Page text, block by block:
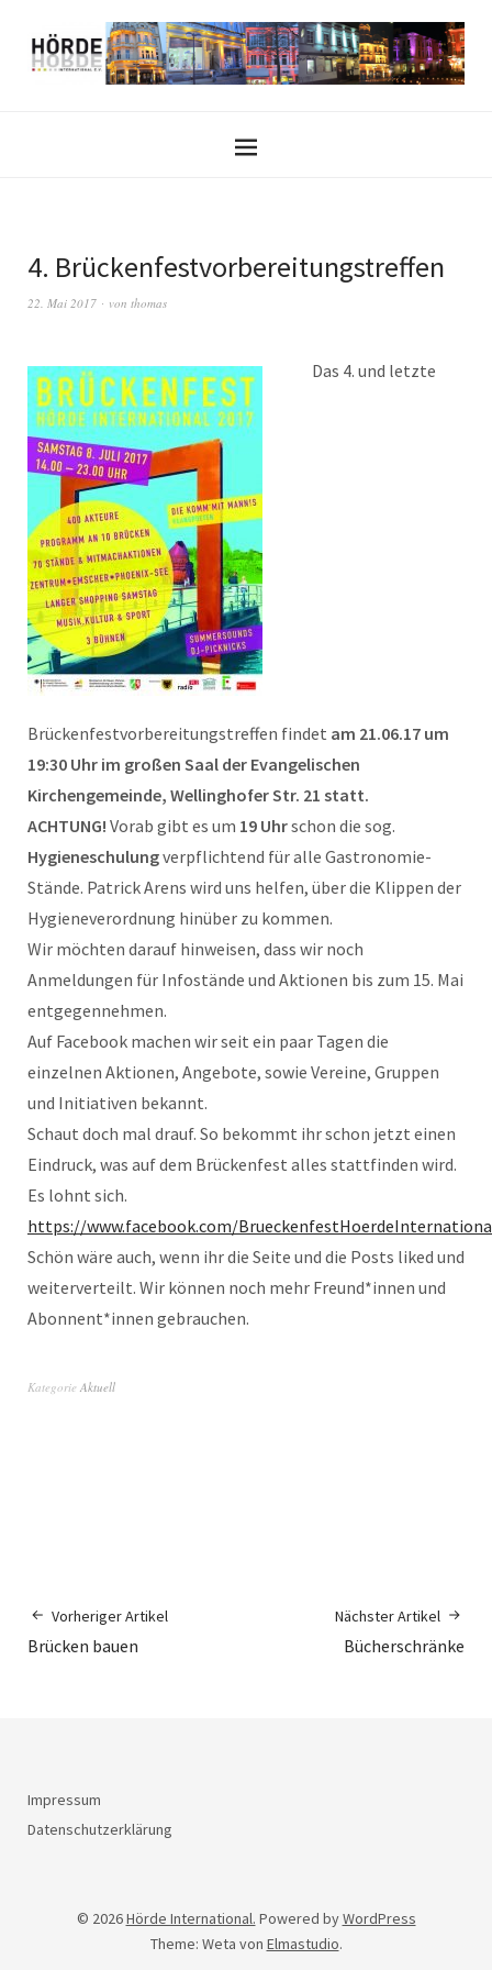
4. Brückenfestvorbereitungstreffen
22. Mai 2017 von thomas
Das 4. und letzte
Brückenfestvorbereitungstreffen findet am 21.06.17 um
19:30 Uhr im großen Saal der Evangelischen
Kirchengemeinde, Wellinghofer Str. 21 statt.
ACHTUNG! Vorab gibt es um 19 Uhrschon die sog.
Hygieneschulungverpflichtend für alle Gastronomie-
Stände. Patrick Arens wird uns helfen, über die Klippen der
Hygieneverordnung hinüber zu kommen.
Wir möchten darauf hinweisen, dass wir noch
Anmeldungen für Infostände und Aktionen bis zum 15. Mai
entgegennehmen.
Auf Facebook machen wir seit ein paar Tagen die
einzelnen Aktionen, Angebote, sowie Vereine, Gruppen
und Initiativen bekannt.
Schaut doch mal drauf. So bekommt ihr schon jetzt einen
Eindruck, was auf dem Brückenfest alles stattfinden wird.
Es lohnt sich.
https://www.facebook.com/
Schön wäre auch, wenn ihr die Seite und die Posts liked und
weiterverteilt. Wir können noch mehr Freund*innen und
Abonnent*innen gebrauchen.
Kategorie Aktuell
Vorheriger Artikel
Brücken bauen
Nächster Artikel
Bücherschränke
Impressum
Datenschutzerklärung
© 2026Hörde International. Powered byWordPress
Theme: Weta von Elmastudio.